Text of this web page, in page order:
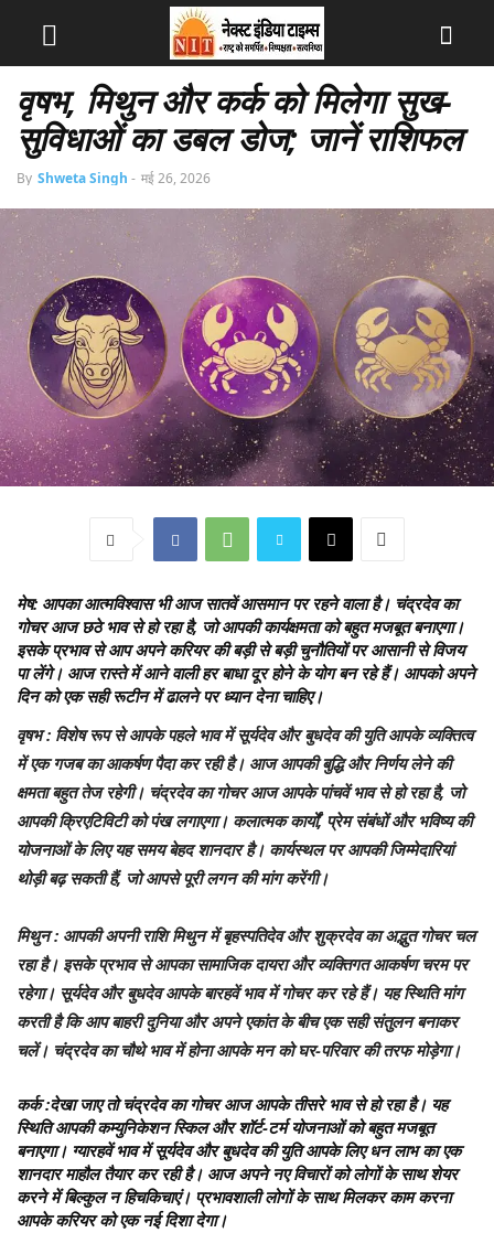
वृषभ, मिथुन और कर्क को मिलेगा सुख-
सुविधाओं का डबल डोज; जानें राशिफल
By Shweta Singh - मई 26, 2026
मेष: आपका आत्मविश्वास भी आज सातवें आसमान पर रहने वाला है। चंद्रदेव का
गोचर आज छठे भाव से हो रहा है, जो आपकी कार्यक्षमता को बहुत मजबूत बनाएगा।
इसके प्रभाव से आप अपने करियर की बड़ी से बड़ी चुनौतियों पर आसानी से विजय
पा लेंगे। आज रास्ते में आने वाली हर बाधा दूर होने के योग बन रहे हैं। आपको अपने
दिन को एक सही रूटीन में ढालने पर ध्यान देना चाहिए।
वृषभ: विशेष रूप से आपके पहले भाव में सूर्यदेव और बुधदेव की युति आपके व्यक्तित्व
में एक गजब का आकर्षण पैदा कर रही है। आज आपकी बुद्धि और निर्णय लेने की
क्षमता बहुत तेज रहेगी। चंद्रदेव का गोचर आज आपके पांचवें भाव से हो रहा है, जो
आपकी क्रिएटिविटी को पंख लगाएगा। कलात्मक कार्यों, प्रेम संबंधों और भविष्य की
योजनाओं के लिए यह समय बेहद शानदार है। कार्यस्थल पर आपकी जिम्मेदारियां
थोड़ी बढ़ सकती हैं, जो आपसे पूरी लगन की मांग करेंगी।
मिथुन: आपकी अपनी राशि मिथुन में बृहस्पतिदेव और शुक्रदेव का अद्भुत गोचर चल
रहा है। इसके प्रभाव से आपका सामाजिक दायरा और व्यक्तिगत आकर्षण चरम पर
रहेगा। सूर्यदेव और बुधदेव आपके बारहवें भाव में गोचर कर रहे हैं। यह स्थिति मांग
करती है कि आप बाहरी दुनिया और अपने एकांत के बीच एक सही संतुलन बनाकर
चलें। चंद्रदेव का चौथे भाव में होना आपके मन को घर-परिवार की तरफ मोड़ेगा।
कर्क:देखा जाए तो चंद्रदेव का गोचर आज आपके तीसरे भाव से हो रहा है। यह
स्थिति आपकी कम्युनिकेशन स्किल और शॉर्ट-टर्म योजनाओं को बहुत मजबूत
बनाएगा। ग्यारहवें भाव में सूर्यदेव और बुधदेव की युति आपके लिए धन लाभ का एक
शानदार माहौल तैयार कर रही है। आज अपने नए विचारों को लोगों के साथ शेयर
करने में बिल्कुल न हिचकिचाएं। प्रभावशाली लोगों के साथ मिलकर काम करना
आपके करियर को एक नई दिशा देगा।